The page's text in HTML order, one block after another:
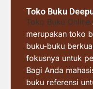
Toko Buku
Toko Buku Online
merupakan toko
buku-buku
fokusnya untuk
Bagi Anda
buku referensi